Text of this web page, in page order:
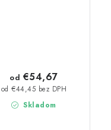
Skladom
od €44,45 bez DPH
od €54,67